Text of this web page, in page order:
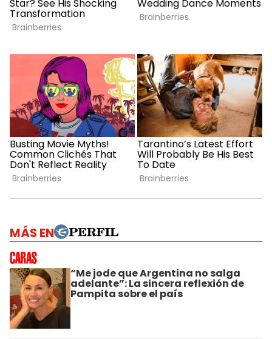
MÁS EN
“Me jode que Argentina no salga
adelante”: La sincera reflexión de
Pampita sobre el país